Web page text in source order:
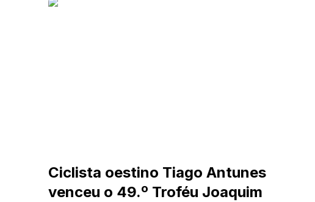
Ciclista oestino Tiago Antunes
venceu o 49.º Troféu Joaquim